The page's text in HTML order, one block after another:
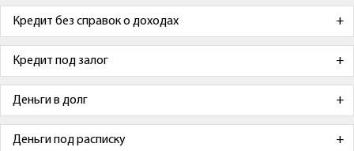
Кредит без справок о доходах
Кредит под залог
Деньги в долг
Деньги под расписку